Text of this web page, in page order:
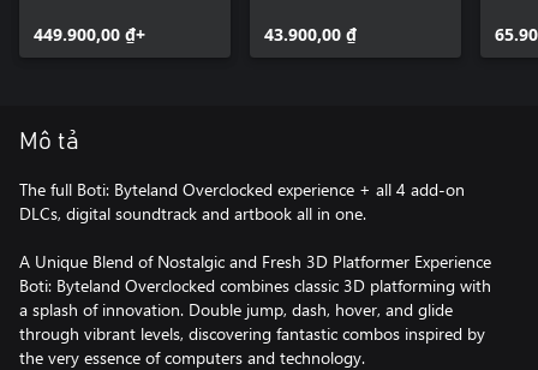
449.900,00 ₫+
43.900,00 ₫
Mô tả
The full Boti: Byteland Overclocked experience + all 4 add-on
DLCs, digital soundtrack and artbook all in one.
A Unique Blend of Nostalgic and Fresh 3D Platformer Experience
Boti: Byteland Overclocked combines classic 3D platforming with
a splash of innovation. Double jump, dash, hover, and glide
through vibrant levels, discovering fantastic combos inspired by
the very essence of computers and technology.